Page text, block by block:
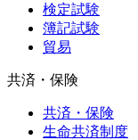
検定試験
簿記試験
貿易
共済・保険
共済・保険
生命共済制度